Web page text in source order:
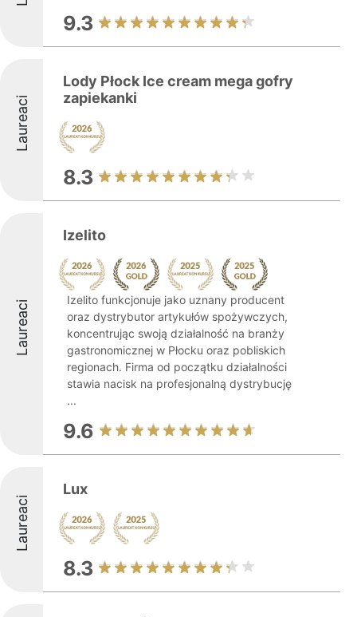
9.3
Laureaci
Lody Płock Ice cream mega gofry
zapiekanki
8.3
Laureaci
Izelito
Izelito funkcjonuje jako uznany producent
oraz dystrybutor artykułów spożywczych,
koncentrując swoją działalność na branży
gastronomicznej w Płocku oraz pobliskich
regionach. Firma od początku działalności
stawia nacisk na profesjonalną dystrybucję
...
9.6
Laureaci
Lux
8.3